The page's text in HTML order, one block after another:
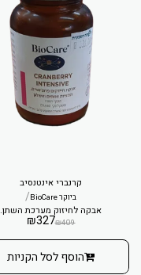
קרנברי אינטנסיב
ביוקר BioCare /
אבקה לחיזוק מערכת השתן.
₪409
₪327
הוסף לסל הקניות